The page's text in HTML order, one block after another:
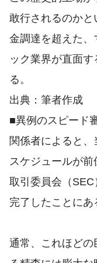
敢行されるのか
金調達を超えた
ック業界が直面
る。
出典：筆者作成
■異例のスピード
関係者によると
スケジュールが
取引委員会（
完了したことにあ
通常、これほどの